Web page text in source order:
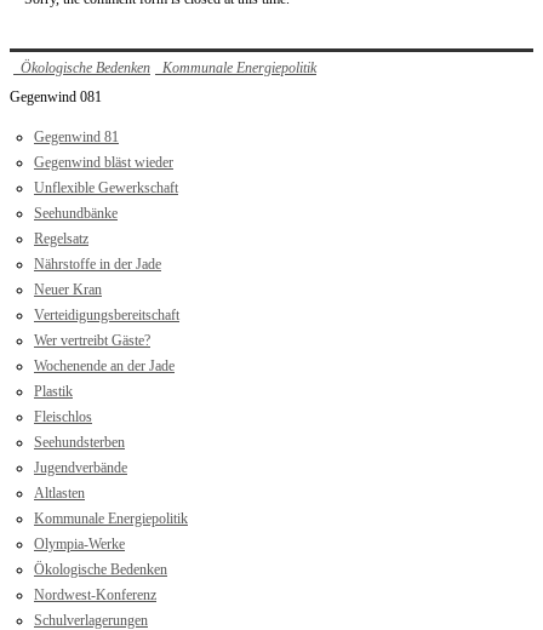
Ökologische Bedenken
Kommunale Energiepolitik
Gegenwind 081
Gegenwind 81
Gegenwind bläst wieder
Unflexible Gewerkschaft
Seehundbänke
Regelsatz
Nährstoffe in der Jade
Neuer Kran
Verteidigungsbereitschaft
Wer vertreibt Gäste?
Wochenende an der Jade
Plastik
Fleischlos
Seehundsterben
Jugendverbände
Altlasten
Kommunale Energiepolitik
Olympia-Werke
Ökologische Bedenken
Nordwest-Konferenz
Schulverlagerungen